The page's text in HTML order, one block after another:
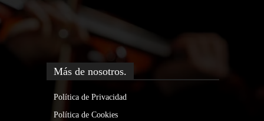
Más de nosotros.
Política de Privacidad
Política de Cookies